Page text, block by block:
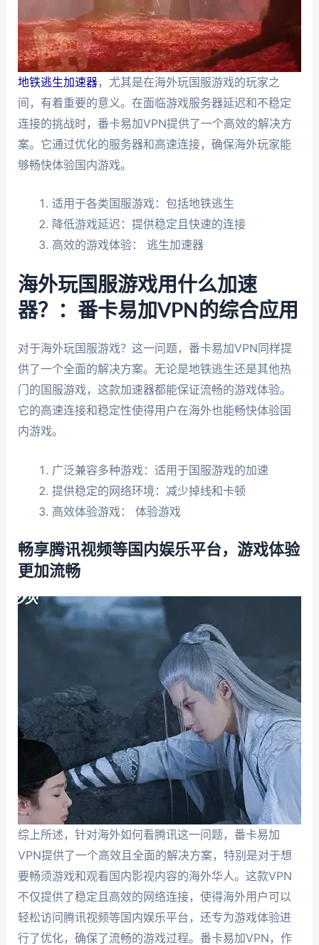
地铁逃生加速器，尤其是在海外玩国服游戏的玩家之
间，有着重要的意义。在面临游戏服务器延迟和不稳定
连接的挑战时，番卡易加VPN提供了一个高效的解决方
案。它通过优化的服务器和高速连接，确保海外玩家能
够畅快体验国内游戏。
适用于各类国服游戏：包括地铁逃生
降低游戏延迟：提供稳定且快速的连接
高效的游戏体验： 逃生加速器
海外玩国服游戏用什么加速
器？：番卡易加VPN的综合应用
对于海外玩国服游戏？这一问题，番卡易加VPN同样提
供了一个全面的解决方案。无论是地铁逃生还是其他热
门的国服游戏，这款加速器都能保证流畅的游戏体验。
它的高速连接和稳定性使得用户在海外也能畅快体验国
内游戏。
广泛兼容多种游戏：适用于国服游戏的加速
提供稳定的网络环境：减少掉线和卡顿
高效体验游戏： 体验游戏
畅享腾讯视频等国内娱乐平台，游戏体验
更加流畅
综上所述，针对海外如何看腾讯这一问题，番卡易加
VPN提供了一个高效且全面的解决方案，特别是对于想
要畅须游戏和观看国内影视内容的海外华人。这款VPN
不仅提供了稳定且高效的网络连接，使得海外用户可以
轻松访问腾讯视频等国内娱乐平台，还专为游戏体验进
行了优化，确保了流畅的游戏过程。番卡易加VPN，作